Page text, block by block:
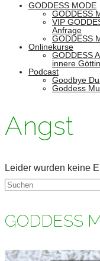
GODDESS MODE
GODDESS
VIP
Anfrage
GODDESS
Onlinekurse
GODDESS
innere Göttin
Podcast
Goodbye
Goddess
Angst
Leider wurden keine
Suchen
GODDESS